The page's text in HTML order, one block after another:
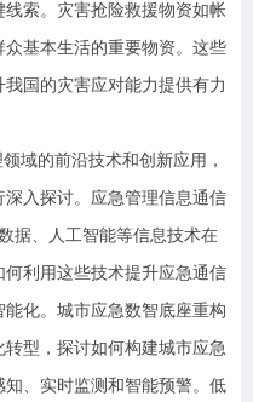
索。灾害抢险救援物资如帐
基本生活的重要物资。这些
国的灾害应对能力提供有力
域的前沿技术和创新应用，
入探讨。应急管理信息通信
据、人工智能等信息技术在
利用这些技术提升应急通信
化。城市应急数智底座重构
型，探讨如何构建城市应急
、实时监测和智能预警。低